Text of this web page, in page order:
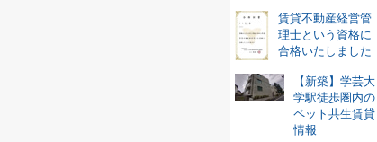
賃貸不動産経営管
理士という資格に
合格いたしました
【新築】学芸大
学駅徒歩圏内の
ペット共生賃貸
情報